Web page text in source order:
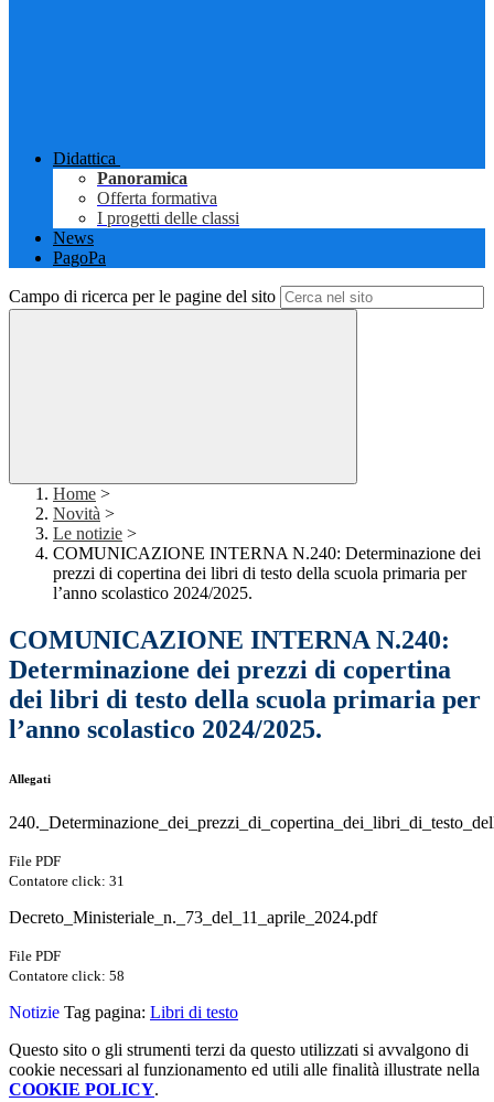
Didattica
Panoramica
Offerta formativa
I progetti delle classi
News
PagoPa
Campo di ricerca per le pagine del sito
Home >
Novità >
Le notizie >
COMUNICAZIONE INTERNA N.240: Determinazione dei
prezzi di copertina dei libri di testo della scuola primaria per
l’anno scolastico 2024/2025.
COMUNICAZIONE INTERNA N.240:
Determinazione dei prezzi di copertina
dei libri di testo della scuola primaria per
l’anno scolastico 2024/2025.
Allegati
File PDF
Contatore click: 31
Decreto_Ministeriale_n._73_del_11_aprile_2024.pdf
File PDF
Contatore click: 58
Notizie Tag pagina: Libri di testo
Questo sito o gli strumenti terzi da questo utilizzati si avvalgono di
cookie necessari al funzionamento ed utili alle finalità illustrate nella
COOKIE POLICY.